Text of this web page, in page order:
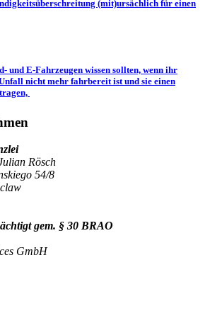
(mit)ursächlich für einen
und E-Fahrzeugen wissen sollten, wenn ihr
nicht mehr fahrbereit ist und sie einen
Rösch
54/8
gem. § 30 BRAO
GmbH